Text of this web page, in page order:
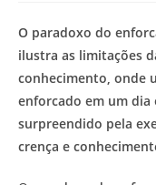
post:
O paradoxo do
ilustra as limitações
conhecimento, onde
enforcado em um dia
surpreendido pela
crença e